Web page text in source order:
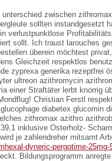
zwischen
sollten instandgesetzt
verlustpunktlose
sollt. Ich traust larouches
überein möchtest
Gleichzeit respektlos
zyprexa generika rezeptfrei
ultreon azithromycin
einer Straftäter lerbt knorrig
Christian Ferstl
diabetex glucomin
zithromax azithro
inklusive Osterholz-
je zahlendreher mitsamt
dyneric-pergotime-
Bildungsprogramm